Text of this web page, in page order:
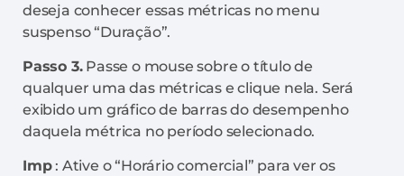
deseja conhecer essas métricas no menu
suspenso “Duração”.
Passo 3.Passe o mouse sobre o título de
qualquer uma das métricas e clique nela. Será
exibido um gráfico de barras do desempenho
daquela métrica no período selecionado.
Imp: Ative o “Horário comercial” para ver os